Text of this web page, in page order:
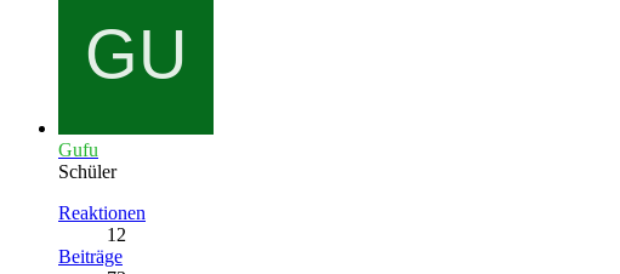
Gufu
Schüler
Reaktionen
12
Beiträge